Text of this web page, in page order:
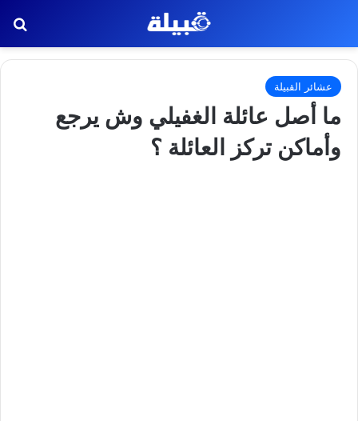
عشائر القبيلة
ما أصل عائلة الغفيلي وش يرجع
وأماكن تركز العائلة ؟